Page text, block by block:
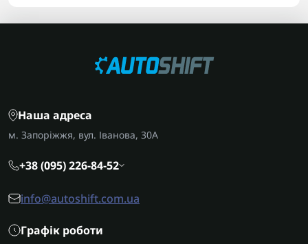
Наша адреса
м. Запоріжжя, вул. Іванова, 30А
+38 (095) 226-84-52
info@autoshift.com.ua
Графік роботи